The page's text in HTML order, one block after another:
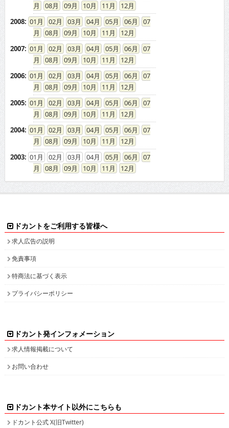
08
09 10 11
12
2008: 01 02 03 04 05 06
07
08
09 10 11
12
2007: 01 02 03 04 05 06
07
08
09 10 11
12
2006: 01 02 03 04 05 06
07
08
09 10 11
12
2005: 01 02 03 04 05 06
07
08
09 10 11
12
2004: 01 02 03 04 05 06
07
08
09 10 11
12
2003: 01 02 03 04 05 06
07
08
09 10 11 12
ドカントをご利用する皆様へ
求人広告の説明
免責事項
特商法に基づく表示
プライバシーポリシー
ドカント発インフォメーション
求人情報掲載について
お問い合わせ
ドカント本サイト以外にこちらも
ドカント公式 X(旧Twitter)